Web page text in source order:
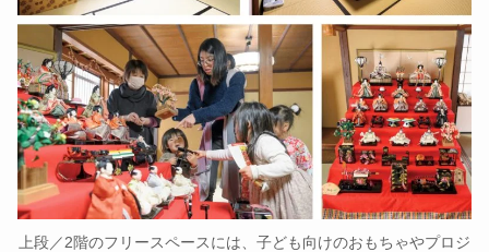
上段／2階のフリースペースには、子ども向けのおもちゃやプロジ